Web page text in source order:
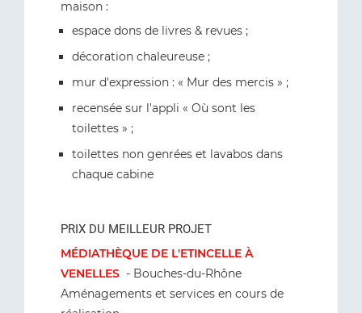
maison :
espace dons de livres & revues ;
décoration chaleureuse ;
mur d'expression : « Mur des mercis » ;
recensée sur l'appli « Où sont les
toilettes » ;
toilettes non genrées et lavabos dans
chaque cabine
PRIX DU MEILLEUR PROJET
MÉDIATHÈQUE DE L'ETINCELLE À
VENELLES - Bouches-du-Rhône
Aménagements et services en cours de